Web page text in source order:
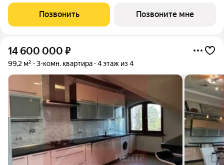
решение жилой квартал «Seven»! - Квартал из семи 9-ти
этажных домов - Современные и комфортные
Позвонить Позвоните мне
14 600 000 ₽
99,2 м² 3-комн. квартира 4 этаж из 4